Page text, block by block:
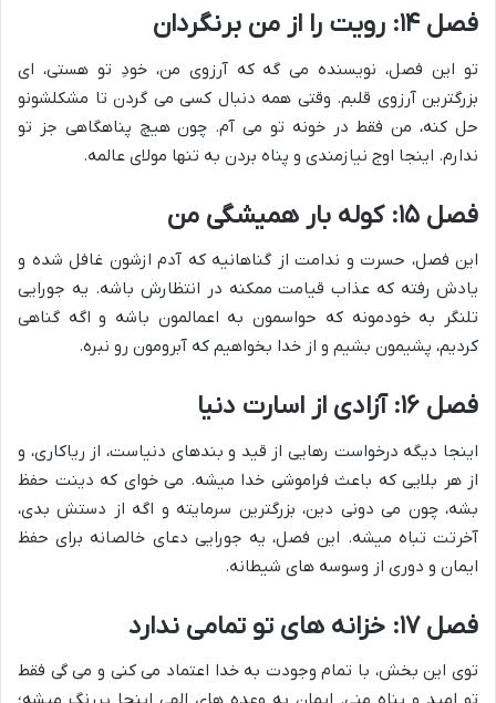
فصل ۱۴: رویت را از من برنگردان
تو این فصل، نویسنده می گه که آرزوی من، خودِ تو هستی، ای
بزرگترین آرزوی قلبم. وقتی همه دنبال کسی می گردن تا مشکلشونو
حل کنه، من فقط در خونه تو می آم. چون هیچ پناهگاهی جز تو
ندارم. اینجا اوج نیازمندی و پناه بردن به تنها مولای عالمه.
فصل ۱۵: کوله بار همیشگی من
این فصل، حسرت و ندامت از گناهانیه که آدم ازشون غافل شده و
یادش رفته که عذاب قیامت ممکنه در انتظارش باشه. یه جورایی
تلنگر به خودمونه که حواسمون به اعمالمون باشه و اگه گناهی
کردیم، پشیمون بشیم و از خدا بخواهیم که آبرومون رو نبره.
فصل ۱۶: آزادی از اسارت دنیا
اینجا دیگه درخواست رهایی از قید و بندهای دنیاست، از ریاکاری، و
از هر بلایی که باعث فراموشی خدا میشه. می خوای که دینت حفظ
بشه، چون می دونی دین، بزرگترین سرمایته و اگه از دستش بدی،
آخرتت تباه میشه. این فصل، یه جورایی دعای خالصانه برای حفظ
ایمان و دوری از وسوسه های شیطانه.
فصل ۱۷: خزانه های تو تمامی ندارد
توی این بخش، با تمام وجودت به خدا اعتماد می کنی و می گی فقط